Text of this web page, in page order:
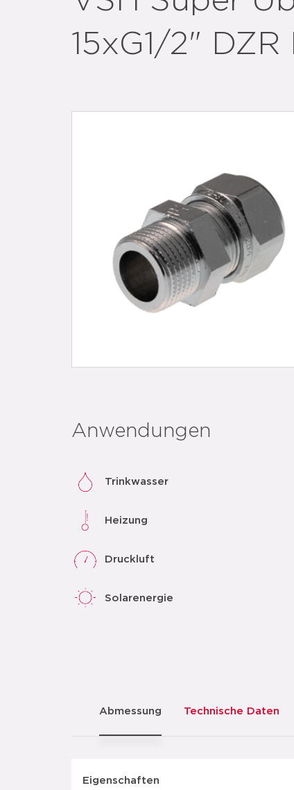
15xG1/2" DZR
Anwendungen
Trinkwasser
Heizung
Druckluft
Solarenergie
Abmessung Technische Daten
Eigenschaften